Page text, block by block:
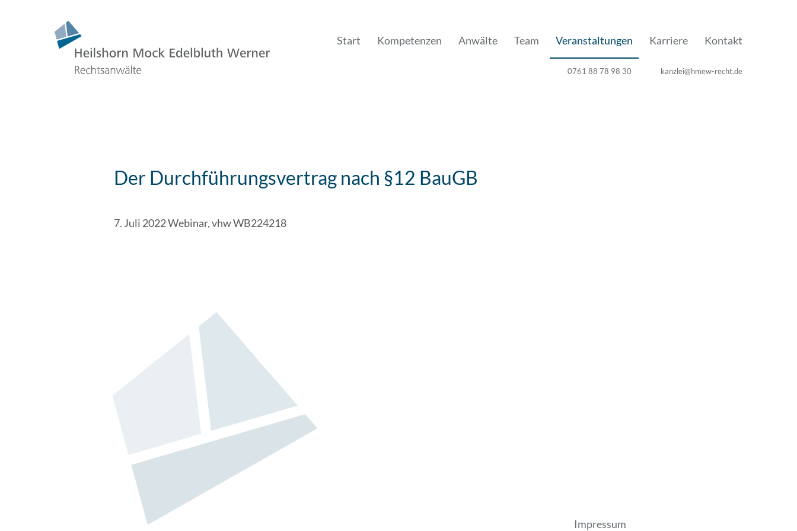
Start Kompetenzen Anwälte Team Veranstaltungen Karriere Kontakt
0761 88 78 98 30 kanzlei@hmew-recht.de
Der Durchführungsvertrag nach §12 BauGB
7. Juli 2022 Webinar, vhw WB224218
Impressum